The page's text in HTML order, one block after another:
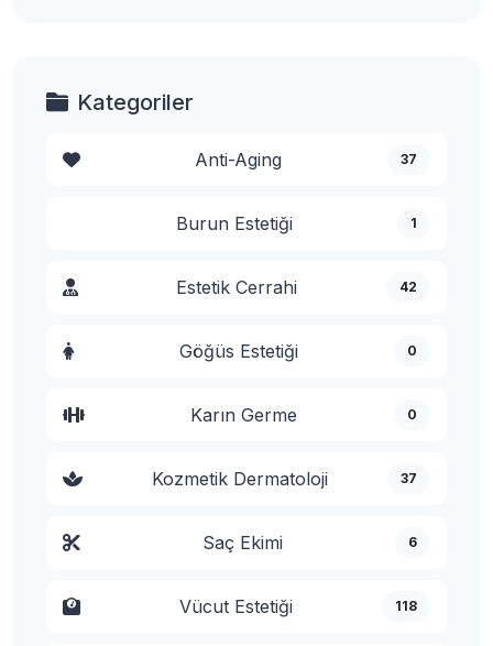
Kategoriler
Anti-Aging 37
Burun Estetiği 1
Estetik Cerrahi 42
Göğüs Estetiği 0
Karın Germe 0
Kozmetik Dermatoloji 37
Saç Ekimi 6
Vücut Estetiği 118